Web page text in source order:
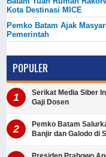
Kota Destinasi MICE
Pemko Batam Ajak
Pemerintah
POPULER
Serikat Media Siber
Gaji Dosen
Pemko Batam
Banjir dan Galodo di